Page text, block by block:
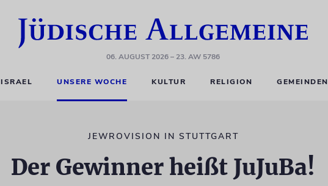
06. AUGUST 2026– 23. AW 5786
ISRAEL UNSERE WOCHE KULTUR RELIGION GEMEINDEN
JEWROVISION IN STUTTGART
Der Gewinner heißt JuJuBa!